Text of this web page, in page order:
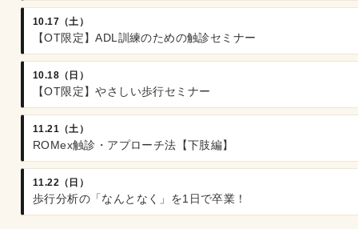
10.17（土）
【OT限定】ADL訓練のための触診セミナー
10.18（日）
【OT限定】やさしい歩行セミナー
11.21（土）
ROMex触診・アプローチ法【下肢編】
11.22（日）
歩行分析の「なんとなく」を1日で卒業！